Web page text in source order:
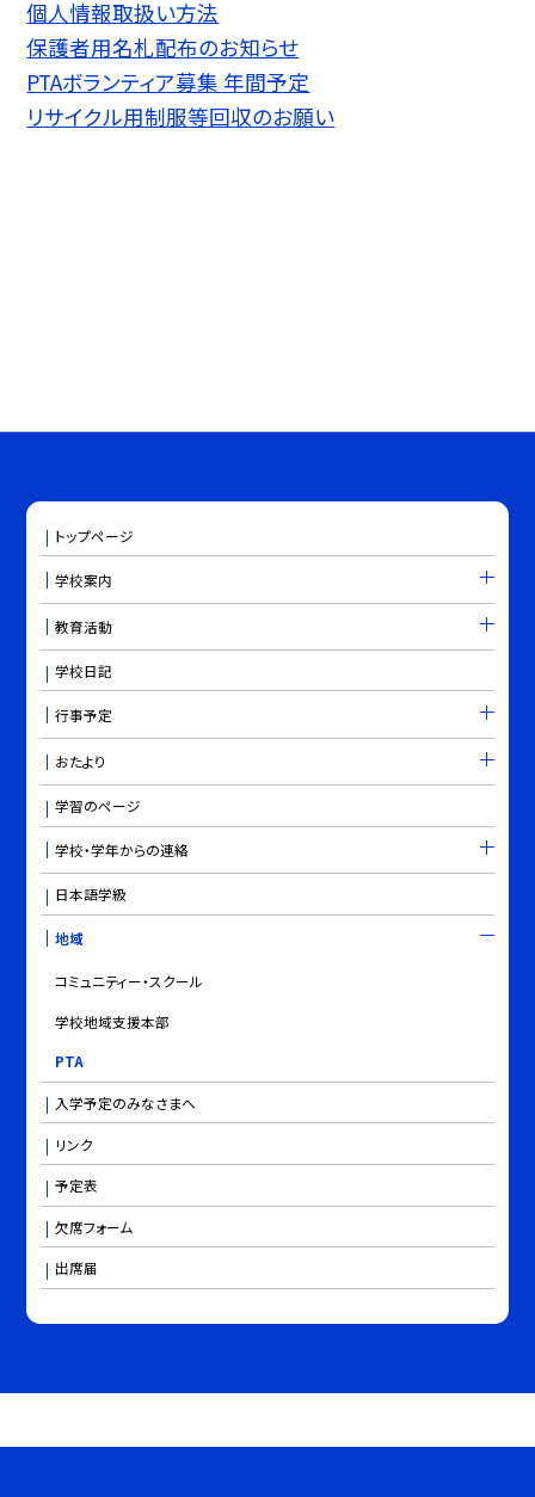
個人情報取扱い方法
保護者用名札配布のお知らせ
PTAボランティア募集 年間予定
リサイクル用制服等回収のお願い
トップページ
学校案内
教育活動
学校日記
行事予定
おたより
学習のページ
学校・学年からの連絡
日本語学級
地域
コミュニティー・スクール
学校地域支援本部
PTA
入学予定のみなさまへ
リンク
予定表
欠席フォーム
出席届